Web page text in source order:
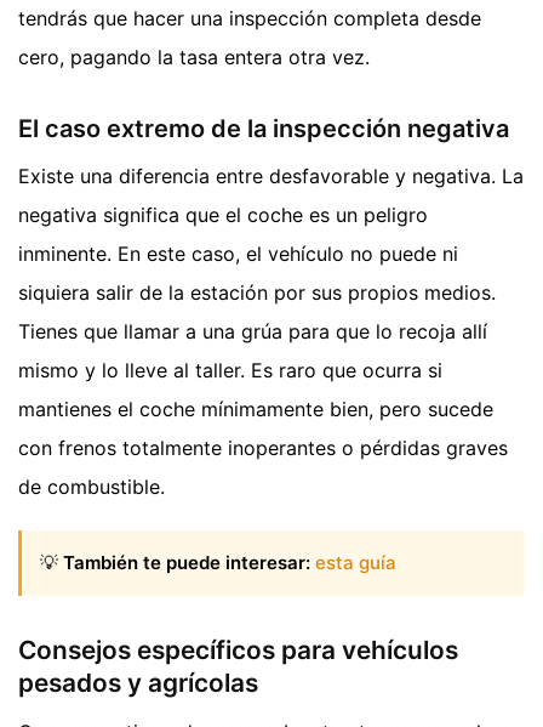
tendrás que hacer una inspección completa desde
cero, pagando la tasa entera otra vez.
El caso extremo de la inspección negativa
Existe una diferencia entre desfavorable y negativa. La
negativa significa que el coche es un peligro
inminente. En este caso, el vehículo no puede ni
siquiera salir de la estación por sus propios medios.
Tienes que llamar a una grúa para que lo recoja allí
mismo y lo lleve al taller. Es raro que ocurra si
mantienes el coche mínimamente bien, pero sucede
con frenos totalmente inoperantes o pérdidas graves
de combustible.
💡 También te puede interesar: esta guía
Consejos específicos para vehículos
pesados y agrícolas